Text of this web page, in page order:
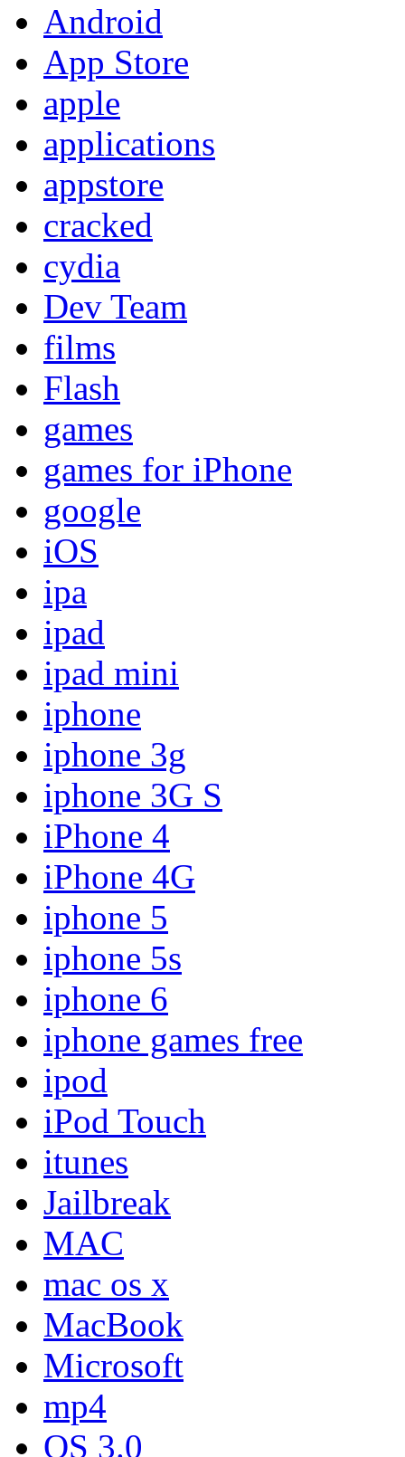
Android
App Store
apple
applications
appstore
cracked
cydia
Dev Team
films
Flash
games
games for iPhone
google
iOS
ipa
ipad
ipad mini
iphone
iphone 3g
iphone 3G S
iPhone 4
iPhone 4G
iphone 5
iphone 5s
iphone 6
iphone games free
ipod
iPod Touch
itunes
Jailbreak
MAC
mac os x
MacBook
Microsoft
mp4
OS 3.0